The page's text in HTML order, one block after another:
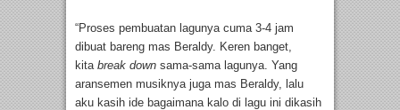
“Proses pembuatan lagunya cuma 3-4 jam
dibuat bareng mas Beraldy. Keren banget,
kita break down sama-sama lagunya. Yang
aransemen musiknya juga mas Beraldy, lalu
aku kasih ide bagaimana kalo di lagu ini dikasih